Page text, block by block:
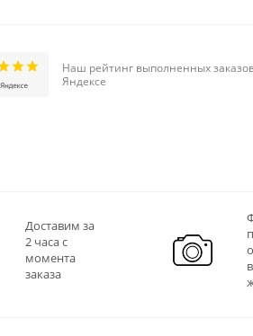
Наш рейтинг выполненных
Яндексе
Доставим за
2 часа с
момента
заказа